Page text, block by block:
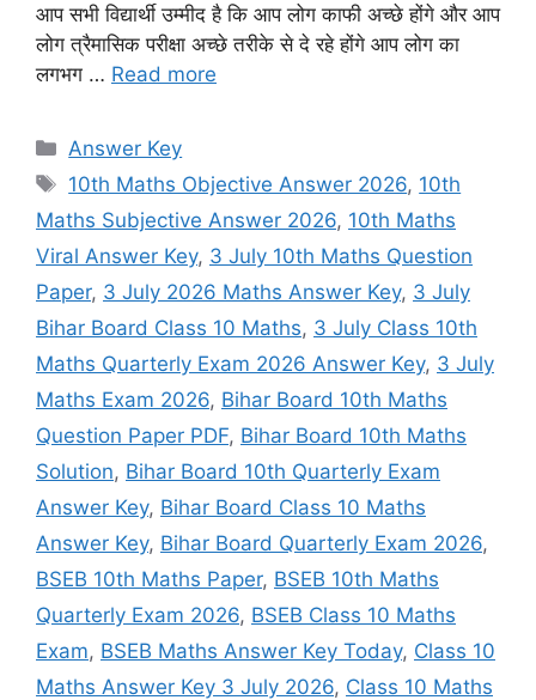
आप सभी विद्यार्थी उम्मीद है कि आप लोग काफी अच्छे होंगे और आप
लोग त्रैमासिक परीक्षा अच्छे तरीके से दे रहे होंगे आप लोग का
लगभग … Read more
Categories
Answer Key
Tags
10th Maths Objective Answer 2026, 10th
Maths Subjective Answer 2026, 10th Maths
Viral Answer Key, 3 July 10th Maths Question
Paper, 3 July 2026 Maths Answer Key, 3 July
Bihar Board Class 10 Maths, 3 July Class 10th
Maths Quarterly Exam 2026 Answer Key, 3 July
Maths Exam 2026, Bihar Board 10th Maths
Question Paper PDF, Bihar Board 10th Maths
Solution, Bihar Board 10th Quarterly Exam
Answer Key, Bihar Board Class 10 Maths
Answer Key, Bihar Board Quarterly Exam 2026,
BSEB 10th Maths Paper, BSEB 10th Maths
Quarterly Exam 2026, BSEB Class 10 Maths
Exam, BSEB Maths Answer Key Today, Class 10
Maths Answer Key 3 July 2026, Class 10 Maths